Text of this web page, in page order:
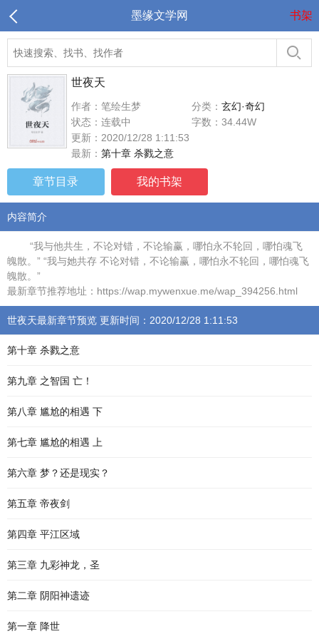
墨缘文学网 书架
世夜天
作者：笔绘生梦 分类： 玄幻·奇幻
状态：连载中
字数：34.44W
更新：2020/12/28 1:11:53
最新： 第十章 杀戮之意
章节目录 我的书架
内容简介
“我与他共生，不论对错，不论输赢，哪怕永不轮回，哪怕魂飞
魄散。” “我与她共存 不论对错，不论输赢，哪怕永不轮回，哪怕魂飞
魄散。”
最新章节推荐地址：https://wap.mywenxue.me/wap_394256.html
世夜天最新章节预览 更新时间：2020/12/28 1:11:53
第十章 杀戮之意
第九章 之智国 亡！
第八章 尴尬的相遇 下
第七章 尴尬的相遇 上
第六章 梦？还是现实？
第五章 帝夜剑
第四章 平江区域
第三章 九彩神龙，圣
第二章 阴阳神遗迹
第一章 降世